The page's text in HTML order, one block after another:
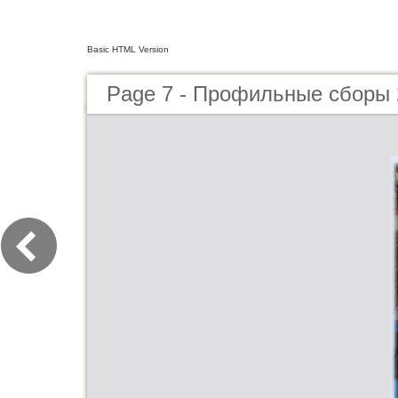
Basic HTML Version
Page 7 - Профильные сборы